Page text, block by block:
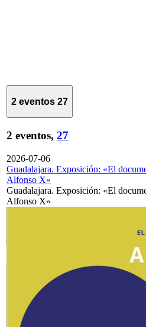
2 eventos 27
2 eventos, 27
2026-07-06
Guadalajara. Exposición: «El
Alfonso X»
Guadalajara. Exposición: «El
Alfonso X»